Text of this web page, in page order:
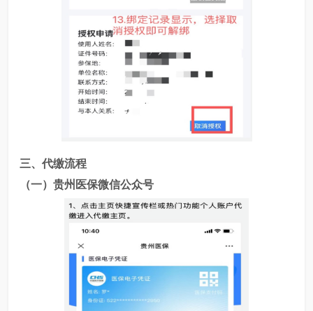
三、代缴流程
（一）贵州医保微信公众号